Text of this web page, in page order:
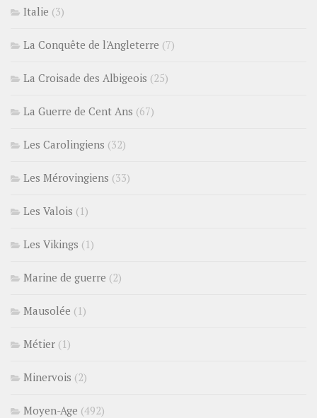
Italie (3)
La Conquête de l'Angleterre (7)
La Croisade des Albigeois (25)
La Guerre de Cent Ans (67)
Les Carolingiens (32)
Les Mérovingiens (33)
Les Valois (1)
Les Vikings (1)
Marine de guerre (2)
Mausolée (1)
Métier (1)
Minervois (2)
Moyen-Age (492)